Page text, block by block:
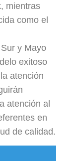
mientras
como el
y Mayo
exitoso
atención
atención al
en
de calidad.